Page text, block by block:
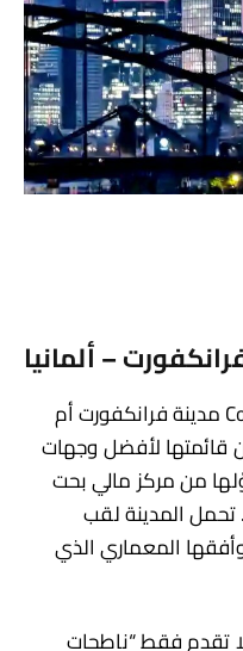
– ألمانيا
اختارت مجلة Condé Nast Traveller مدينة فرانكفورت أم
قائمتها لأفضل وجهات
تحوّلها من مركز مالي بحت
المدينة لقب
المعماري الذي
تقدم فقط “ناطحات